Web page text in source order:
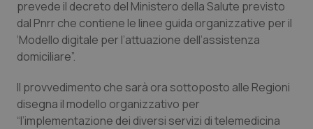
Emilia-Romagna
Lazio
Colesterolo & coronaropatie
Diabete & glucometri
prevede il decreto del Ministero della Salute previsto
dal Pnrr che contiene le linee guida organizzative per il
‘Modello digitale per l’attuazione dell’assistenza
domiciliare”.
Il provvedimento che sarà ora sottoposto alle Regioni
disegna il modello organizzativo per
“l’implementazione dei diversi servizi di telemedicina